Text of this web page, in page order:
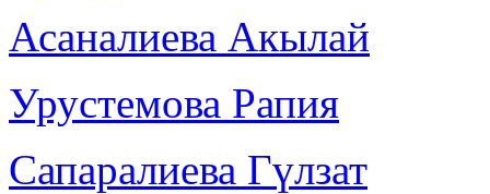
Асаналиева Акылай
Урустемова Рапия
Сапаралиева Гүлзат